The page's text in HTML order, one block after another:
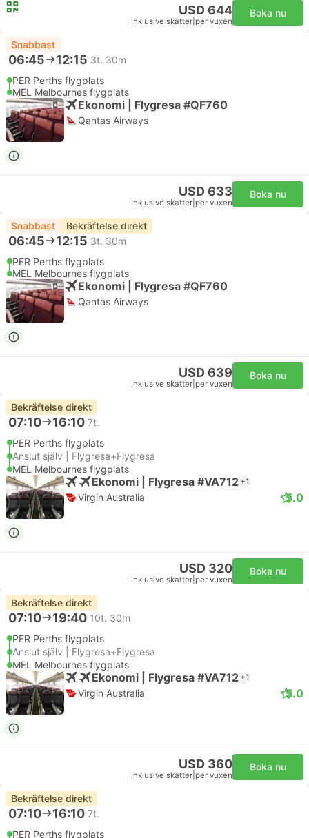
USD 644
Inklusive skatter per vuxen
Boka nu
Snabbast
06:45 12:15 3t. 30m
PER Perths flygplats
MEL Melbournes flygplats
Ekonomi | Flygresa #QF760
Qantas Airways
USD 633
Inklusive skatter per vuxen
Boka nu
Snabbast Bekräftelse direkt
06:45 12:15 3t. 30m
PER Perths flygplats
MEL Melbournes flygplats
Ekonomi | Flygresa #QF760
Qantas Airways
USD 639
Inklusive skatter per vuxen
Boka nu
Bekräftelse direkt
07:10 16:10 7t.
PER Perths flygplats
Anslut själv | Flygresa+Flygresa
MEL Melbournes flygplats
Ekonomi | Flygresa #VA712 +1
Virgin Australia 5.0
USD 320
Inklusive skatter per vuxen
Boka nu
Bekräftelse direkt
07:10 19:40 10t. 30m
PER Perths flygplats
Anslut själv | Flygresa+Flygresa
MEL Melbournes flygplats
Ekonomi | Flygresa #VA712 +1
Virgin Australia 5.0
USD 360
Inklusive skatter per vuxen
Boka nu
Bekräftelse direkt
07:10 16:10 7t.
PER Perths flygplats